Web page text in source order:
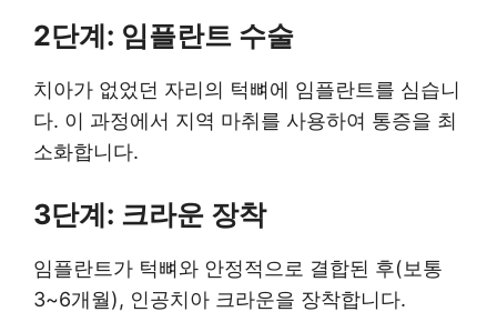
2단계: 임플란트 수술
치아가 없었던 자리의 턱뼈에 임플란트를 심습니
다. 이 과정에서 지역 마취를 사용하여 통증을 최
소화합니다.
3단계: 크라운 장착
임플란트가 턱뼈와 안정적으로 결합된 후(보통
3~6개월), 인공치아 크라운을 장착합니다.